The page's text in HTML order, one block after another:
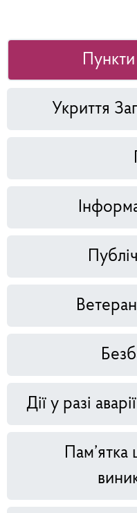
Пункти
Укриття
Дії у разі
Пам’ятка